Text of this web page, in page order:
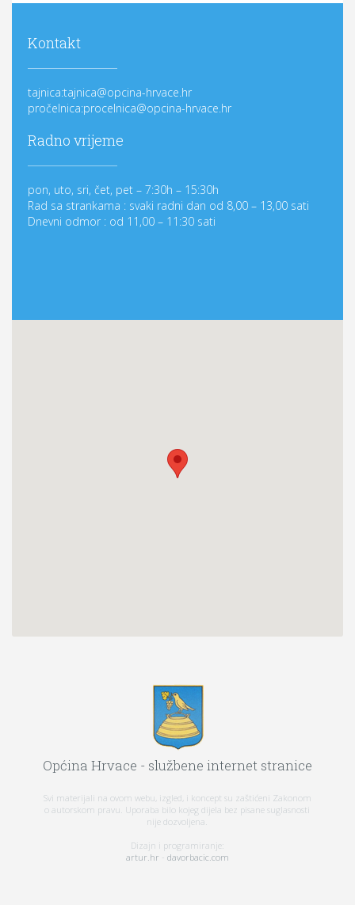
Kontakt
tajnica:tajnica@opcina-hrvace.hr
pročelnica:procelnica@opcina-hrvace.hr
Radno vrijeme
pon, uto, sri, čet, pet – 7:30h – 15:30h
Rad sa strankama : svaki radni dan od 8,00 – 13,00 sati
Dnevni odmor : od 11,00 – 11:30 sati
Općina Hrvace - službene internet stranice
Svi materijali na ovom webu, izgled, i koncept su zaštićeni Zakonom
o autorskom pravu. Uporaba bilo kojeg dijela bez pisane suglasnosti
nije dozvoljena.
Dizajn i programiranje:
artur.hr - davorbacic.com